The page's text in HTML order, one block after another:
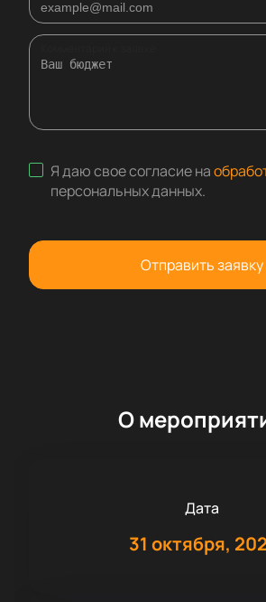
Я даю свое согласие на
персональных данных.
Отправить заявку
О
Дата
31 октября,